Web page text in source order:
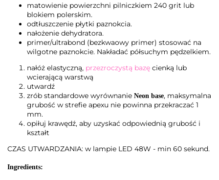
matowienie powierzchni pilniczkiem 240 grit lub
blokiem polerskim.
odtłuszczenie płytki paznokcia.
nałożenie dehydratora.
primer/ultrabond (bezkwaowy primer) stosować na
wilgotne paznokcie. Nakładać półsuchym pędzelkiem.
nałóż elastyczną, przezroczystą bazę cienką lub
wcierającą warstwą
utwardź
zrób standardowe wyrównanie Neon base, maksymalna
grubość w strefie apexu nie powinna przekraczać 1
mm.
opiłuj krawędź, aby uzyskać odpowiednią grubość i
kształt
CZAS UTWARDZANIA: w lampie LED 48W - min 60 sekund.
Ingredients: